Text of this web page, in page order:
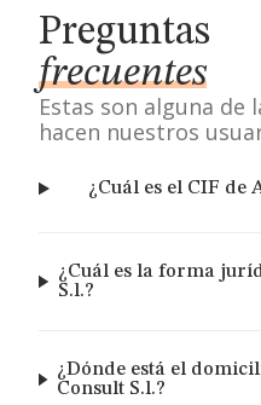
Preguntas
frecuentes
Estas son alguna de
hacen nuestros
¿Cuál es el CIF de
¿Cuál es la forma
S.l.?
¿Dónde está el
Consult S.l.?